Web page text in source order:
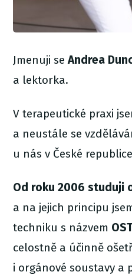
Jmenuji seAndrea
a lektorka.
V terapeutické praxi
a neustále se
u nás v České
Od roku 2006 studuji
a na jejich principu
techniku s názvem
celostně a účinně
i orgánové soustavy a